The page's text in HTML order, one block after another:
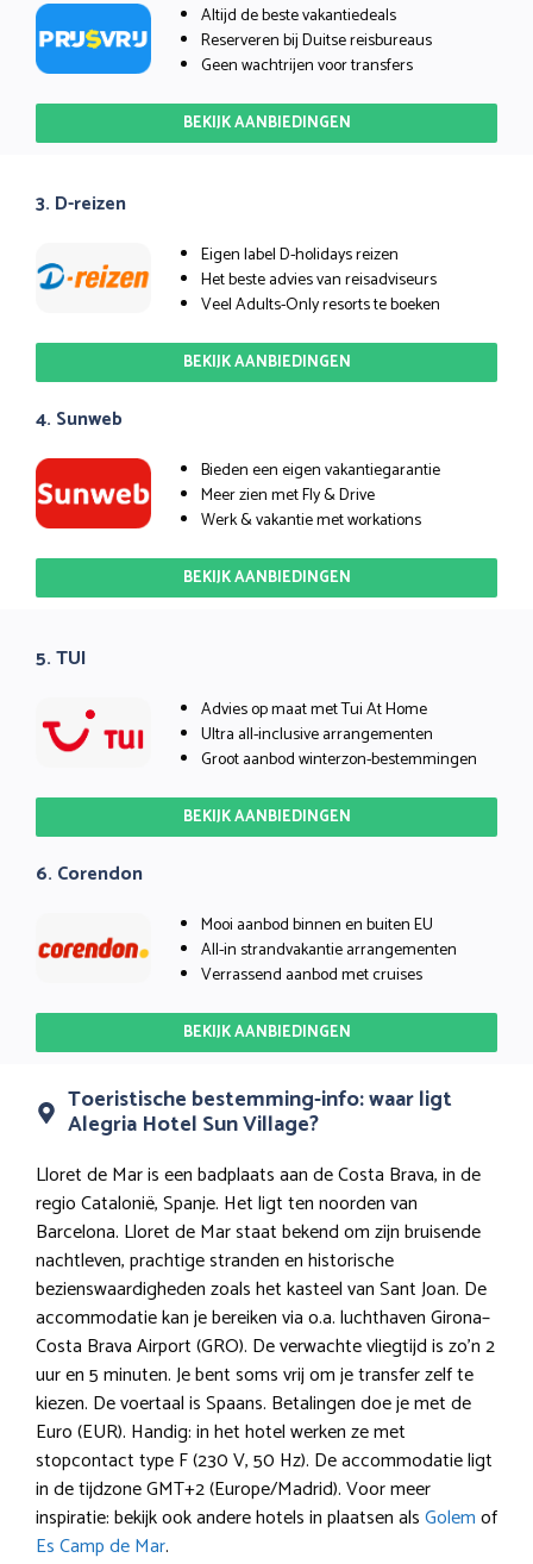
Altijd de beste vakantiedeals
Reserveren bij Duitse reisbureaus
Geen wachtrijen voor transfers
BEKIJK AANBIEDINGEN
3. D-reizen
Eigen label D-holidays reizen
Het beste advies van reisadviseurs
Veel Adults-Only resorts te boeken
BEKIJK AANBIEDINGEN
4. Sunweb
Bieden een eigen vakantiegarantie
Meer zien met Fly & Drive
Werk & vakantie met workations
BEKIJK AANBIEDINGEN
5. TUI
Advies op maat met Tui At Home
Ultra all-inclusive arrangementen
Groot aanbod winterzon-bestemmingen
BEKIJK AANBIEDINGEN
6. Corendon
Mooi aanbod binnen en buiten EU
All-in strandvakantie arrangementen
Verrassend aanbod met cruises
BEKIJK AANBIEDINGEN
Toeristische bestemming-info: waar ligt
Alegria Hotel Sun Village?
Lloret de Mar is een badplaats aan de Costa Brava, in de
regio Catalonië, Spanje. Het ligt ten noorden van
Barcelona. Lloret de Mar staat bekend om zijn bruisende
nachtleven, prachtige stranden en historische
bezienswaardigheden zoals het kasteel van Sant Joan. De
accommodatie kan je bereiken via o.a. luchthaven Girona–
Costa Brava Airport (GRO). De verwachte vliegtijd is zo’n 2
uur en 5 minuten. Je bent soms vrij om je transfer zelf te
kiezen. De voertaal is Spaans. Betalingen doe je met de
Euro (EUR). Handig: in het hotel werken ze met
stopcontact type F (230 V, 50 Hz). De accommodatie ligt
in de tijdzone GMT+2 (Europe/Madrid). Voor meer
inspiratie: bekijk ook andere hotels in plaatsen alsGolemof
Es Camp de Mar.